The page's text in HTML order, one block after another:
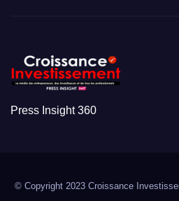
Press Insight 360
© Copyright 2023 Croissance